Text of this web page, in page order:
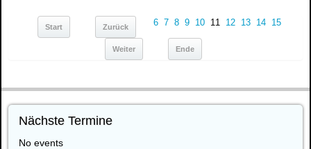
Start Zurück 6 7 8 9 10 11 12 13 14 15
Weiter Ende
Nächste Termine
No events